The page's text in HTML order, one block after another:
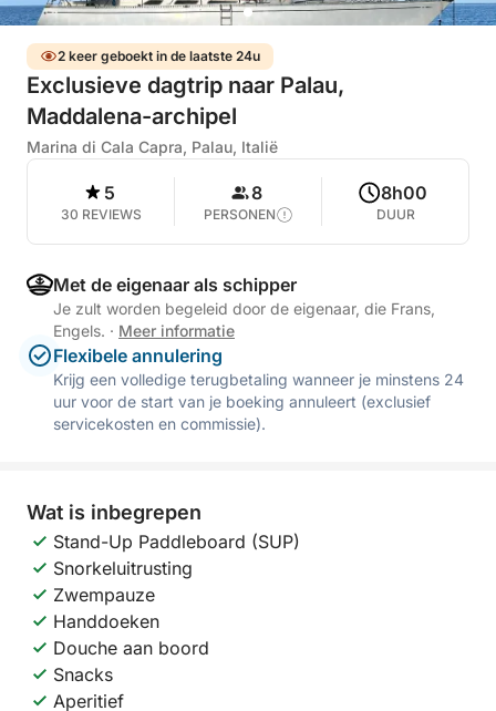
2 keer geboekt in de laatste 24u
Exclusieve dagtrip naar Palau,
Maddalena-archipel
Marina di Cala Capra, Palau, Italië
5
30 REVIEWS
8
PERSONEN
8h00
DUUR
Met de eigenaar als schipper
Je zult worden begeleid door de eigenaar, die Frans,
Engels. · Meer informatie
Flexibele annulering
Krijg een volledige terugbetaling wanneer je minstens 24
uur voor de start van je boeking annuleert (exclusief
servicekosten en commissie).
Wat is inbegrepen
Stand-Up Paddleboard (SUP)
Snorkeluitrusting
Zwempauze
Handdoeken
Douche aan boord
Snacks
Aperitief